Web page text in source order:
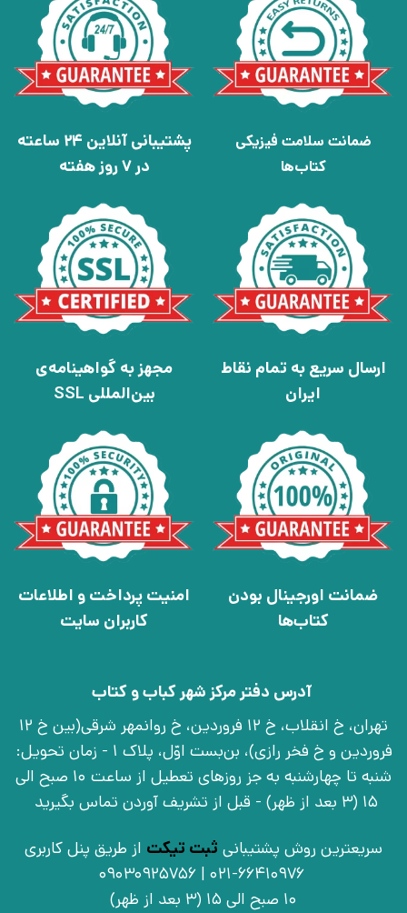
ضمانت سلامت فیزیکی
کتاب‌ها
پشتیبانی آنلاین 24 ساعته
در 7 روز هفته
ارسال سریع به تمام نقاط
ایران
مجهز به گواهینامه‌ی
بین‌المللی SSL
ضمانت اورجینال بودن
کتاب‌ها
امنیت پرداخت و اطلاعات
کاربران سایت
آدرس دفتر مرکز شهر کباب و کتاب
تهران، خ انقلاب، خ 12 فروردین، خ روانمهر شرقی(بین خ 12
فروردین و خ فخر رازی)، بن‌بست اوّل، پلاک 1 - زمان تحویل:
شنبه تا چهارشنبه به جز روزهای تعطیل از ساعت 10 صبح الی
15 (3 بعد از ظهر) - قبل از تشریف آوردن تماس بگیرید
سریعترین روش پشتیبانی ثبت تیکت از طریق پنل کاربری
021-66410976 | 09030925756
10 صبح الی 15 (3 بعد از ظهر)